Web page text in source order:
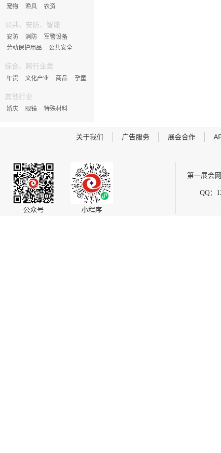
宠物
渔具 农资
公共、安防、智能
安防 消防
军警设备
劳动保护用品
公共安全
综合、跨行业类
年货 文化产业 商品 孕童
其他行业
婚庆 眼镜 特殊材料
关于我们 广告服务 展会合作
公众号 小程序
第一展会
QQ：